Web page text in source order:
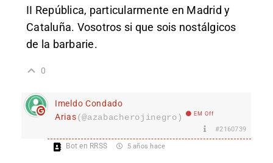
II República, particularmente en Madrid y
Cataluña. Vosotros si que sois nostálgicos
de la barbarie.
0
Imeldo Condado
Arias(@azabacherojinegro) EM Off
#2160739
Bot en RRSS 5 años hace